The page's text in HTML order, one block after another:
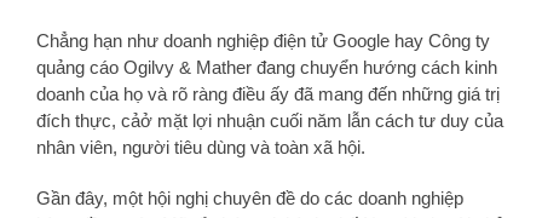
Chẳng hạn như doanh nghiệp điện tử Google hay Công ty
quảng cáo Ogilvy & Mather đang chuyển hướng cách kinh
doanh của họ và rõ ràng điều ấy đã mang đến những giá trị
đích thực, cảở mặt lợi nhuận cuối năm lẫn cách tư duy của
nhân viên, người tiêu dùng và toàn xã hội.
Gần đây, một hội nghị chuyên đề do các doanh nghiệp